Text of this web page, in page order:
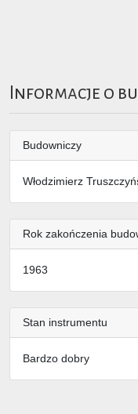
Informacje o
Budowniczy
Włodzimierz
Rok zakończenia
1963
Stan instrumentu
Bardzo dobry